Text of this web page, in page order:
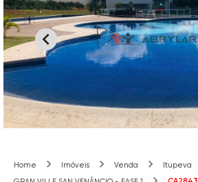
Home Imóveis Venda Itupeva